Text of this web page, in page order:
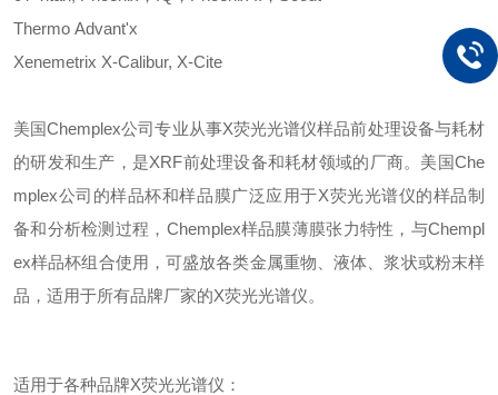
Thermo Advant'x
Xenemetrix X-Calibur, X-Cite
美国Chemplex公司专业从事X荧光光谱仪样品前处理设备与耗材
的研发和生产，是XRF前处理设备和耗材领域的厂商。美国Che
mplex公司的样品杯和样品膜广泛应用于X荧光光谱仪的样品制
备和分析检测过程，Chemplex样品膜薄膜张力特性，与Chempl
ex样品杯组合使用，可盛放各类金属重物、液体、浆状或粉末样
品，适用于所有品牌厂家的X荧光光谱仪。
适用于各种品牌X荧光光谱仪：